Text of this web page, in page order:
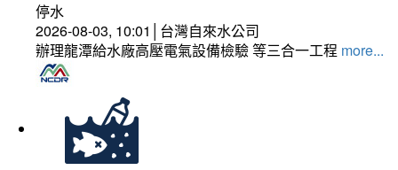
停水
2026-08-03, 10:01│台灣自來水公司
辦理龍潭給水廠高壓電氣設備檢驗 等三合一工程 more...